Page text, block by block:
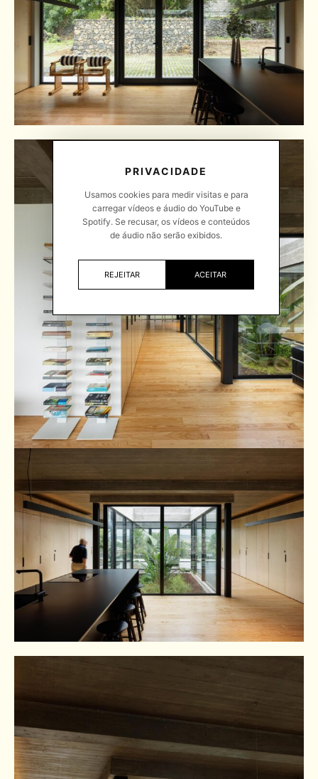
PRIVACIDADE
Usamos cookies para medir visitas e para
carregar vídeos e áudio do YouTube e
Spotify. Se recusar, os vídeos e conteúdos
de áudio não serão exibidos.
REJEITAR ACEITAR